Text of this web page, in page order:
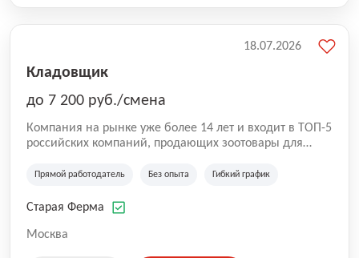
Кладовщик
до 7 200 руб./смена
Компания на рынке уже более 14 лет и входит в ТОП-5
российских компаний, продающих зоотовары для
компания владеет 5 розничными магазинами, а также
России (Wildberries, Ozon, Яндекс. Маркет и
на глобальной доставке товаров по всей территории
Прямой работодатель Без опыта Гибкий график
Старая Ферма
Москва
18.07.2026